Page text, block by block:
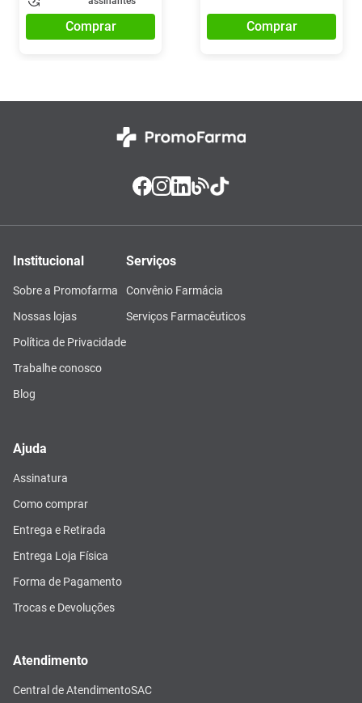
Comprar Comprar
Institucional
Sobre a Promofarma
Nossas lojas
Política de Privacidade
Trabalhe conosco
Blog
Serviços
Convênio Farmácia
Serviços Farmacêuticos
Ajuda
Assinatura
Como comprar
Entrega e Retirada
Entrega Loja Física
Forma de Pagamento
Trocas e Devoluções
Atendimento
Central de AtendimentoSAC